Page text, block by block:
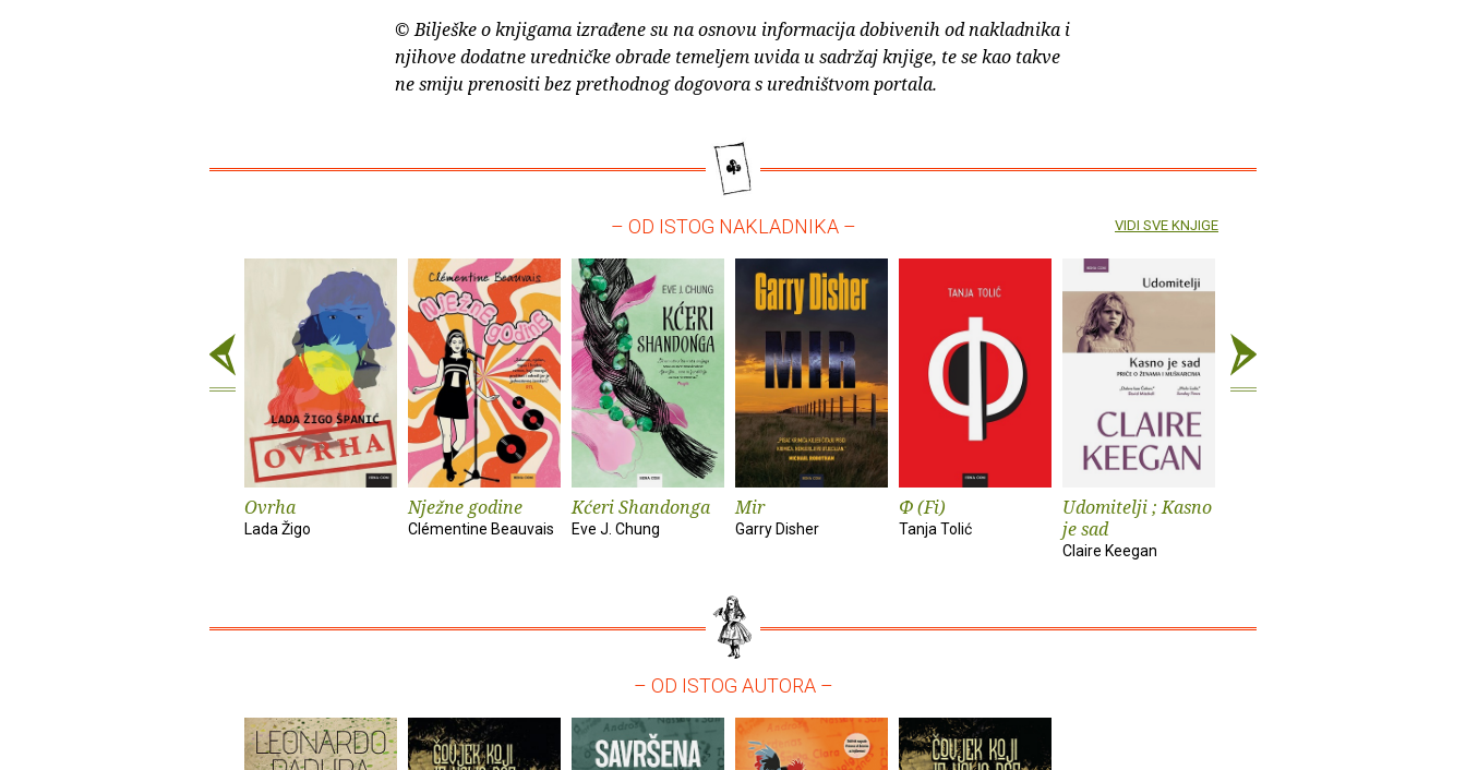
© Bilješke o knjigama izrađene su na osnovu informacija dobivenih od nakladnika i
njihove dodatne uredničke obrade temeljem uvida u sadržaj knjige, te se kao takve
ne smiju prenositi bez prethodnog dogovora s uredništvom portala.
– OD ISTOG NAKLADNIKA –
Ovrha
Lada Žigo
Nježne godine
Clémentine Beauvais
Kćeri Shandonga
Eve J. Chung
Mir
Garry Disher
Φ (Fi)
Tanja Tolić
Udomitelji ; Kasno
je sad
Claire Keegan
VIDI SVE KNJIGE
– OD ISTOG AUTORA –